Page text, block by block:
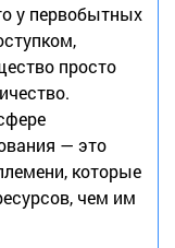
у первобытных
просто
— это
которые
чем им